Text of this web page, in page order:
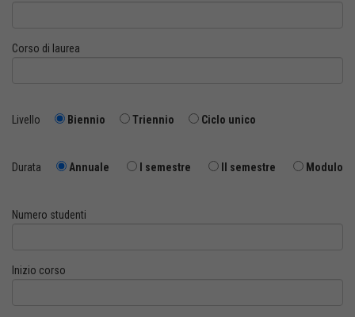
Corso di laurea
Livello Biennio Triennio Ciclo unico
Durata Annuale I semestre II semestre Modulo
Numero studenti
Inizio corso